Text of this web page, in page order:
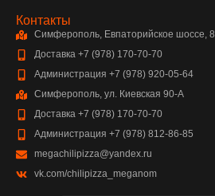
Контакты
Симферополь, Евпаторийское шоссе, 8
Доставка +7 (978) 170-70-70
Администрация +7 (978) 920-05-64
Симферополь, ул. Киевская 90-А
Доставка +7 (978) 170-70-70
Администрация +7 (978) 812-86-85
megachilipizza@yandex.ru
vk.com/chilipizza_meganom